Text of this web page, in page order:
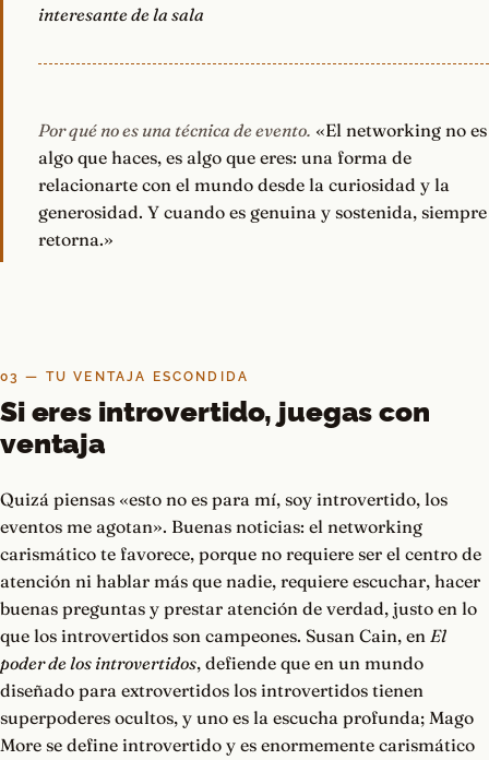
interesante de la sala
Por qué no es una técnica de evento. «El networking no es
algo que haces, es algo que eres: una forma de
relacionarte con el mundo desde la curiosidad y la
generosidad. Y cuando es genuina y sostenida, siempre
retorna.»
03 — TU VENTAJA ESCONDIDA
Si eres introvertido, juegas con
ventaja
Quizá piensas «esto no es para mí, soy introvertido, los
eventos me agotan». Buenas noticias: el networking
carismático te favorece, porque no requiere ser el centro de
atención ni hablar más que nadie, requiere escuchar, hacer
buenas preguntas y prestar atención de verdad, justo en lo
que los introvertidos son campeones. Susan Cain, en El
poder de los introvertidos, defiende que en un mundo
diseñado para extrovertidos los introvertidos tienen
superpoderes ocultos, y uno es la escucha profunda; Mago
More se define introvertido y es enormemente carismático